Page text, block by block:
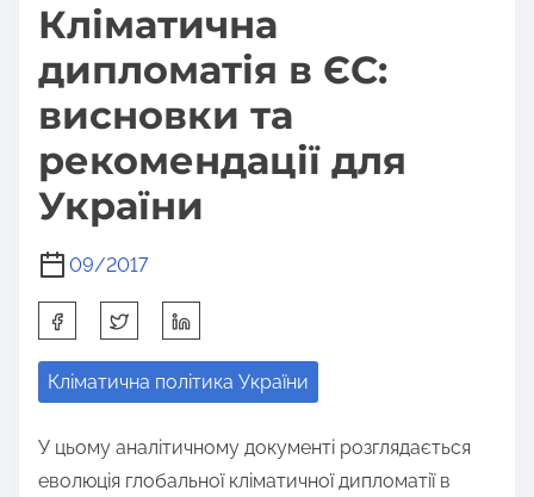
Кліматична
дипломатія в ЄС:
висновки та
рекомендації для
України
09/2017
e
t
Кліматична політика України
У цьому аналітичному документі розглядається
еволюція глобальної кліматичної дипломатії в